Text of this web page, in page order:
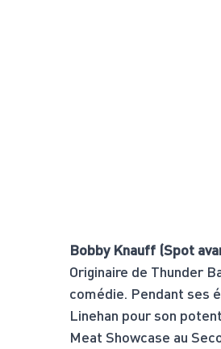
Bobby Knauff (Spot
Originaire de Thunder
comédie. Pendant ses
Linehan pour son
Meat Showcase au